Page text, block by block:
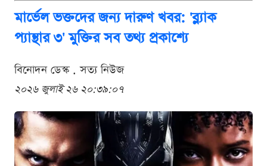
মার্ভেল ভক্তদের জন্য দারুণ খবর: 'ব্ল্যাক
প্যান্থার ৩' মুক্তির সব তথ্য প্রকাশ্যে
বিনোদন ডেস্ক . সত্য নিউজ
২০২৬ জুলাই ২৬ ২০:৩৯:০৭